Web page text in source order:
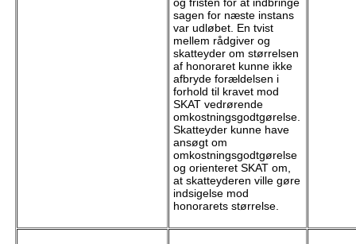
sagen for næste instans
var udløbet. En tvist
mellem rådgiver og
skatteyder om størrelsen
af honoraret kunne ikke
afbryde forældelsen i
forhold til kravet mod
SKAT vedrørende
omkostningsgodtgørelse.
Skatteyder kunne have
ansøgt om
omkostningsgodtgørelse
og orienteret SKAT om,
at skatteyderen ville gøre
indsigelse mod
honorarets størrelse.